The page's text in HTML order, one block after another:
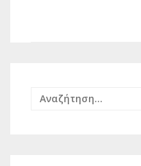
Αναζήτηση